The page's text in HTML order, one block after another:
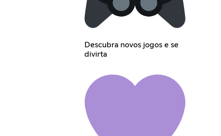
Descubra novos jogos e se
divirta